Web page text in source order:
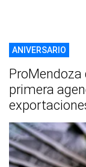
ANIVERSARIO
primera